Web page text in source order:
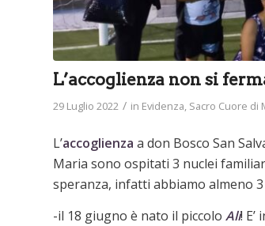
L’accoglienza non si
29 Luglio 2022 / in Evidenza Sacro Cuore di
L’accoglienza a don Bosco San
Maria sono ospitati 3 nuclei
speranza, infatti abbiamo almeno
-il 18 giugno è nato il piccolo Ali!